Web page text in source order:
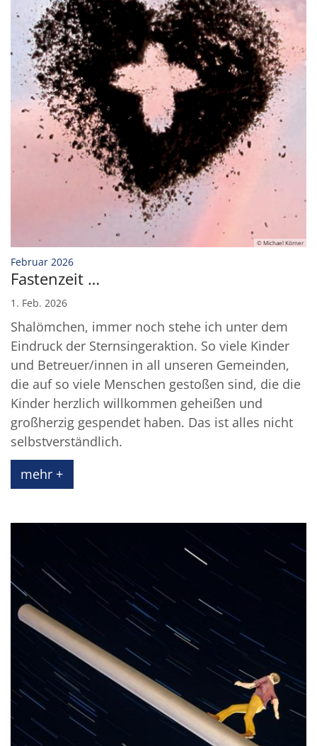
© Michael Körner
Februar 2026:
Fastenzeit …
1. Feb. 2026
Shalömchen, immer noch stehe ich unter dem
Eindruck der Sternsingeraktion. So viele Kinder
und Betreuer/innen in all unseren Gemeinden,
die auf so viele Menschen gestoßen sind, die die
Kinder herzlich willkommen geheißen und
großherzig gespendet haben. Das ist alles nicht
selbstverständlich.
mehr +